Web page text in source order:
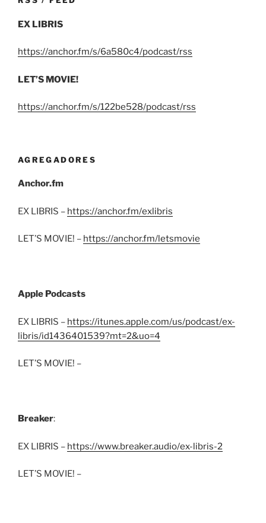
EX LIBRIS
https://anchor.fm/s/6a580c4/podcast/rss
LET’S MOVIE!
https://anchor.fm/s/122be528/podcast/rss
AGREGADORES
Anchor.fm
EX LIBRIS – https://anchor.fm/exlibris
LET’S MOVIE! – https://anchor.fm/letsmovie
Apple Podcasts
EX LIBRIS – https://itunes.apple.com/us/podcast/ex-
libris/id1436401539?mt=2&uo=4
LET’S MOVIE! –
Breaker:
EX LIBRIS – https://www.breaker.audio/ex-libris-2
LET’S MOVIE! –